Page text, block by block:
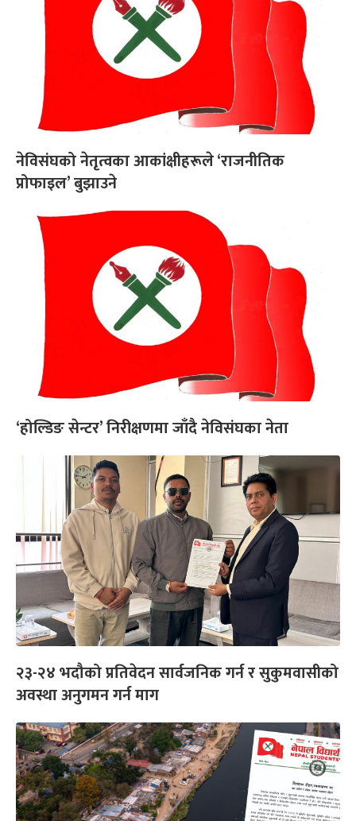
नेविसंघको नेतृत्वका आकांक्षीहरूले ‘राजनीतिक
प्रोफाइल’ बुझाउने
‘होल्डिङ सेन्टर’ निरीक्षणमा जाँदै नेविसंघका नेता
२३-२४ भदौको प्रतिवेदन सार्वजनिक गर्न र सुकुमवासीको
अवस्था अनुगमन गर्न माग